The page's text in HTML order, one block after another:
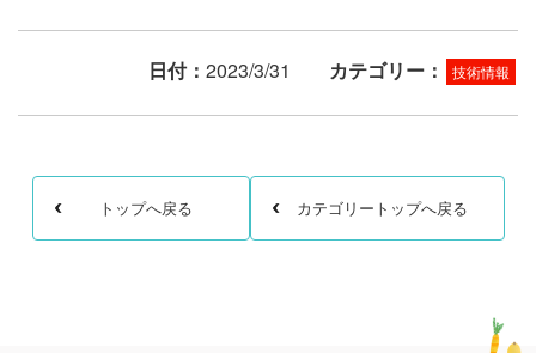
日付： 2023/3/31 カテゴリー： 技術情報
トップへ戻る カテゴリートップへ戻る